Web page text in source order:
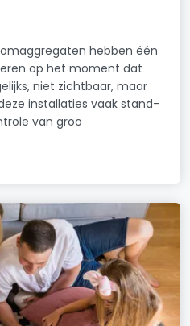
hebben één
op het moment dat
niet zichtbaar, maar
installaties vaak stand-
van groo